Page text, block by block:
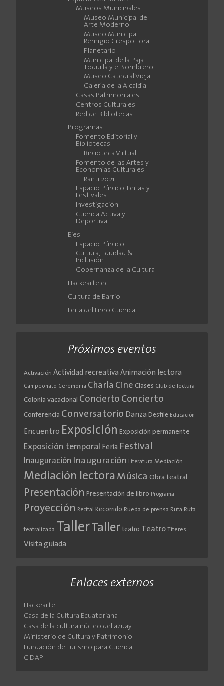
Museos Municipales
Museo Municipal de
Arte Moderno
Museo Municipal
Remigio Crespo Toral
Planetario
Municipal de la Paja
Toquilla y el Sombrero
Museo Catedral Vieja
Galería de la Alcaldía
Casas Patrimoniales
Centros Culturales
Red de Bibliotecas
Programas
Fomento Editorial y
Bibliotecas
Biblioteca Virtual
Fomento de las Artes y
Economías Culturales
Ranti 2021
Espacio Público, Ferias y
Festivales
Investigación
Cuenca Activa y
Deportiva
Ejes
Espacio Público
Cultura, Equidad &
Inclusión
Gobernanza de la Cultura
Hackearte.ec
Cultura de Barrio
Feria del Libro Cuenca
Próximos eventos
Activación Actividad recreativa Animación lectora
Campeonato Ceremonia Charla Cine Clases Club de lectura
Colonia vacacional Concierto Concierto
Conferencia Conversatorio Danza Desfile Educación
Encuentro Exposición Exposición permanente
Exposición temporal Feria Festival
Inauguración Inauguración Literatura Mediación
Mediación lectora Música Obra teatral
Presentación Presentación de libro Programa
Proyección Recital Recorrido Rueda de prensa Ruta Ruta
teatralizada Taller Taller teatro Teatro Títeres
Visita guiada
Enlaces externos
Hackearte
Casa de la Cultura Ecuatoriana
Casa de la cultura núcleo del azuay
Ministerio de Cultura y Patrimonio
Fundación de Turismo para Cuenca
CIDAP